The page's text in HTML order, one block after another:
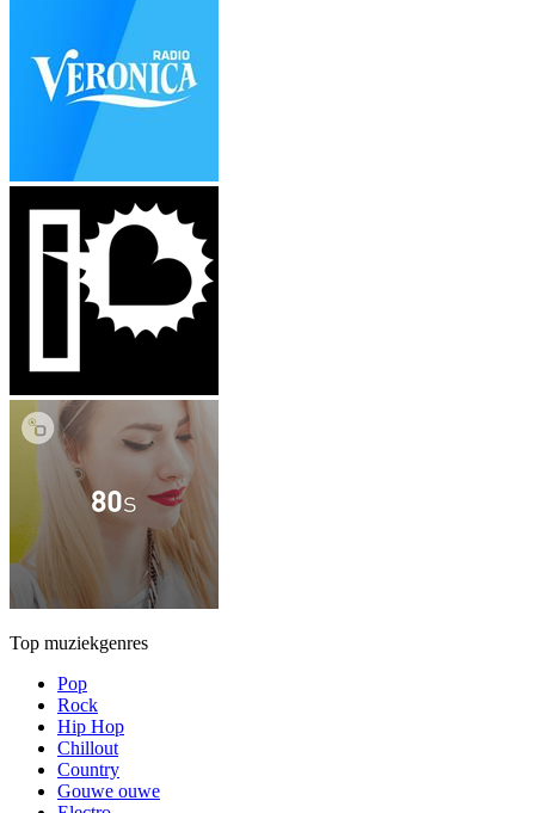
Top muziekgenres
Pop
Rock
Hip Hop
Chillout
Country
Gouwe ouwe